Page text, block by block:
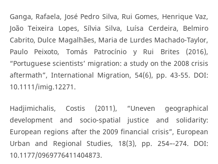
Ganga, Rafaela, José Pedro Silva, Rui Gomes, Henrique Vaz,
João Teixeira Lopes, Sílvia Silva, Luísa Cerdeira, Belmiro
Cabrito, Dulce Magalhães, Maria de Lurdes Machado-Taylor,
Paulo Peixoto, Tomás Patrocínio y Rui Brites (2016),
“Portuguese scientists’ migration: a study on the 2008 crisis
aftermath”, International Migration, 54(6), pp. 43-55. DOI:
10.1111/imig.12271.
Hadjimichalis, Costis (2011), “Uneven geographical
development and socio-spatial justice and solidarity:
European regions after the 2009 financial crisis”, European
Urban and Regional Studies, 18(3), pp. 254–-274. DOI:
10.1177/0969776411404873.